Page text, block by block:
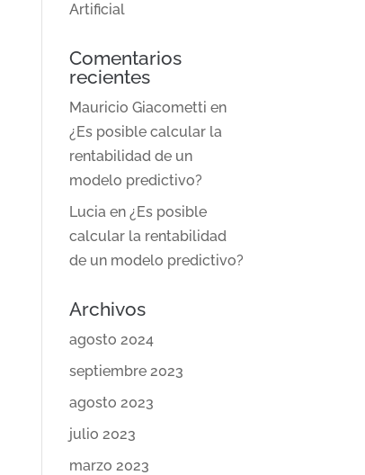
Artificial
Comentarios
recientes
Mauricio Giacometti en
¿Es posible calcular la
rentabilidad de un
modelo predictivo?
Lucia en¿Es posible
calcular la rentabilidad
de un modelo predictivo?
Archivos
agosto 2024
septiembre 2023
agosto 2023
julio 2023
marzo 2023